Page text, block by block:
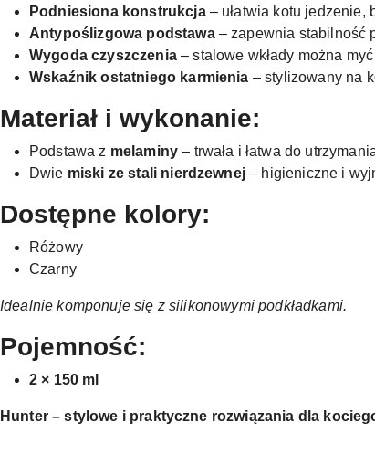
Podniesiona konstrukcja– ułatwia kotu jedzenie,
Antypoślizgowa podstawa– zapewnia stabilność
Wygoda czyszczenia– stalowe wkłady można
Wskaźnik ostatniego karmienia – stylizowany na
Materiał i wykonanie:
Podstawa z melaminy – trwała i łatwa do
Dwie miski ze stali nierdzewnej– higieniczne i
Dostępne kolory:
Różowy
Czarny
Idealnie komponuje się z silikonowymi podkładkami.
Pojemność:
2 × 150 ml
Hunter – stylowe i praktyczne rozwiązania dla